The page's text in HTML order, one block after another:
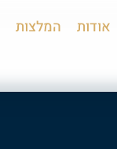
אודות המלצות